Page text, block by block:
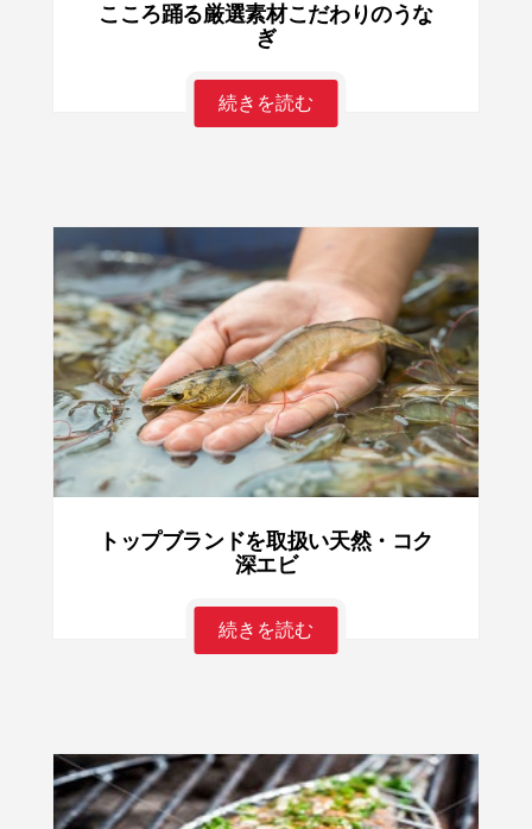
こころ踊る厳選素材こだわりのうな
ぎ
続きを読む
トップブランドを取扱い天然・コク
深エビ
続きを読む